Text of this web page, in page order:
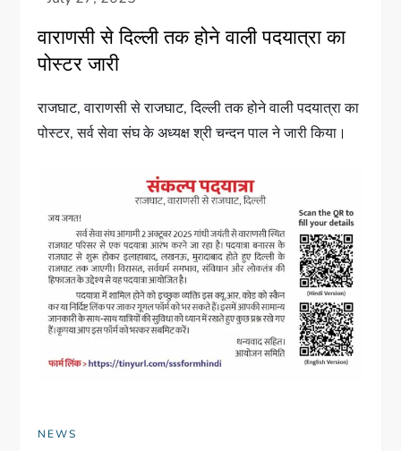
वाराणसी से दिल्ली तक होने वाली पदयात्रा का
पोस्टर जारी
राजघाट, वाराणसी से राजघाट, दिल्ली तक होने वाली पदयात्रा का
पोस्टर, सर्व सेवा संघ के अध्यक्ष श्री चन्दन पाल ने जारी किया।
NEWS